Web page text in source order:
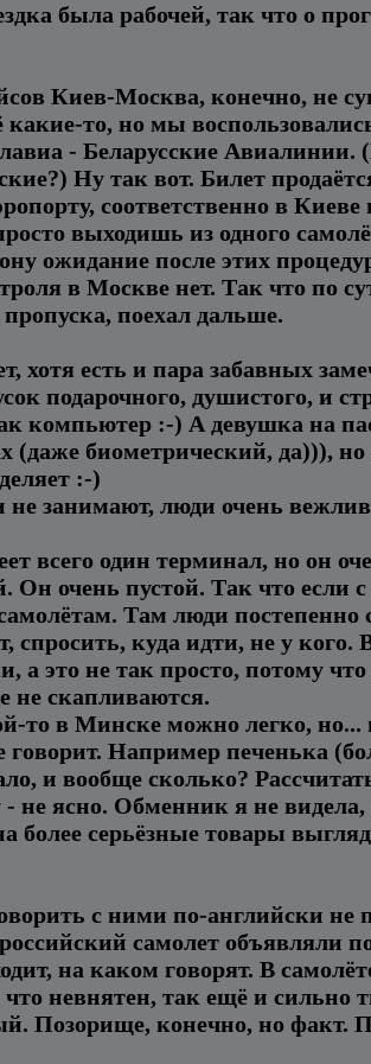
была рабочей, так что о
Киев-Москва, конечно, не
то, но мы
- Беларусские Авиалинии.
Ну так вот. Билет
соответственно в
выходишь из одного
ожидание после этих
в Москве нет. Так что по
поехал дальше.
хотя есть и пара забавных
подарочного, душистого, и
компьютер :-) А девушка на
(даже биометрический, да))), но
:-)
занимают, люди очень
всего один терминал, но он
Он очень пустой. Так что если
Там люди
спросить, куда идти, не у кого.
а это не так просто, потому
не скапливаются.
то в Минске можно легко,
Например печенька
и вообще сколько?
не ясно. Обменник я не
более серьёзные товары
с ними по-английски не
самолет объявляли
на каком говорят. В
невнятен, так ещё и сильно
Позорище, конечно, но факт.